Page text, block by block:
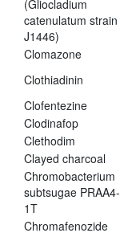
(Gliocladium
catenulatum strain
J1446)
Clomazone
Clothiadinin
Clofentezine
Clodinafop
Clethodim
Clayed charcoal
Chromobacterium
subtsugae PRAA4-
1T
Chromafenozide